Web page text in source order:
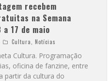
recebem
na Semana
17 de maio
Cultura Notícias
Cultura. Programação
oficina de fanzine, entre
partir da cultura do